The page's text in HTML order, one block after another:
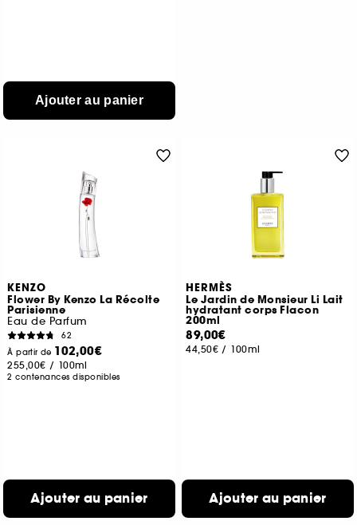
Ajouter au panier
KENZO
Flower By Kenzo La Récolte
Parisienne
Eau de Parfum
62
À partir de 102,00€
255,00€ / 100ml
2 contenances disponibles
Ajouter au panier
HERMÈS
Le Jardin de Monsieur Li Lait
hydratant corps Flacon
200ml
89,00€
44,50€ / 100ml
Ajouter au panier